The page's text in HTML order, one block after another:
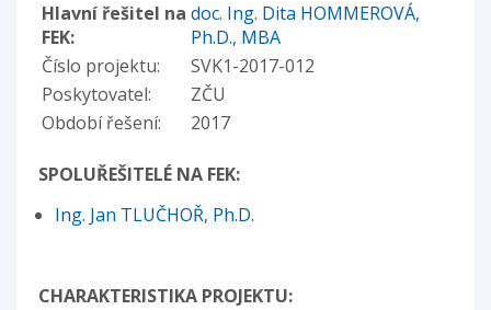
Hlavní řešitel na
FEK:
doc. Ing. Dita HOMMEROVÁ,
Ph.D., MBA
Číslo projektu:
SVK1-2017-012
Poskytovatel:
ZČU
Období řešení:
2017
SPOLUŘEŠITELÉ NA FEK:
Ing. Jan TLUČHOŘ, Ph.D.
CHARAKTERISTIKA PROJEKTU: